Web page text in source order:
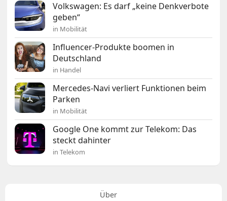
Volkswagen: Es darf „keine Denkverbote
geben“
in Mobilität
Influencer-Produkte boomen in
Deutschland
in Handel
Mercedes-Navi verliert Funktionen beim
Parken
in Mobilität
Google One kommt zur Telekom: Das
steckt dahinter
in Telekom
Über